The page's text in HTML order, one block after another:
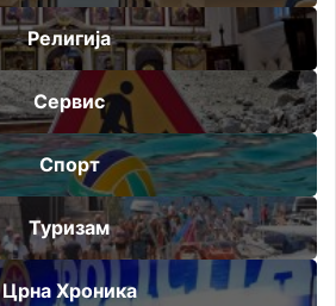
Религија
Сервис
Спорт
Туризам
Црна Хроника